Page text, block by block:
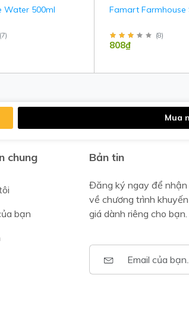
Water 500ml
(7)
Famart Farmhouse
(8)
808₫
Mua
chung
bạn
Bản tin
Đăng ký ngay để
về chương trình
giá dành riêng cho bạn.